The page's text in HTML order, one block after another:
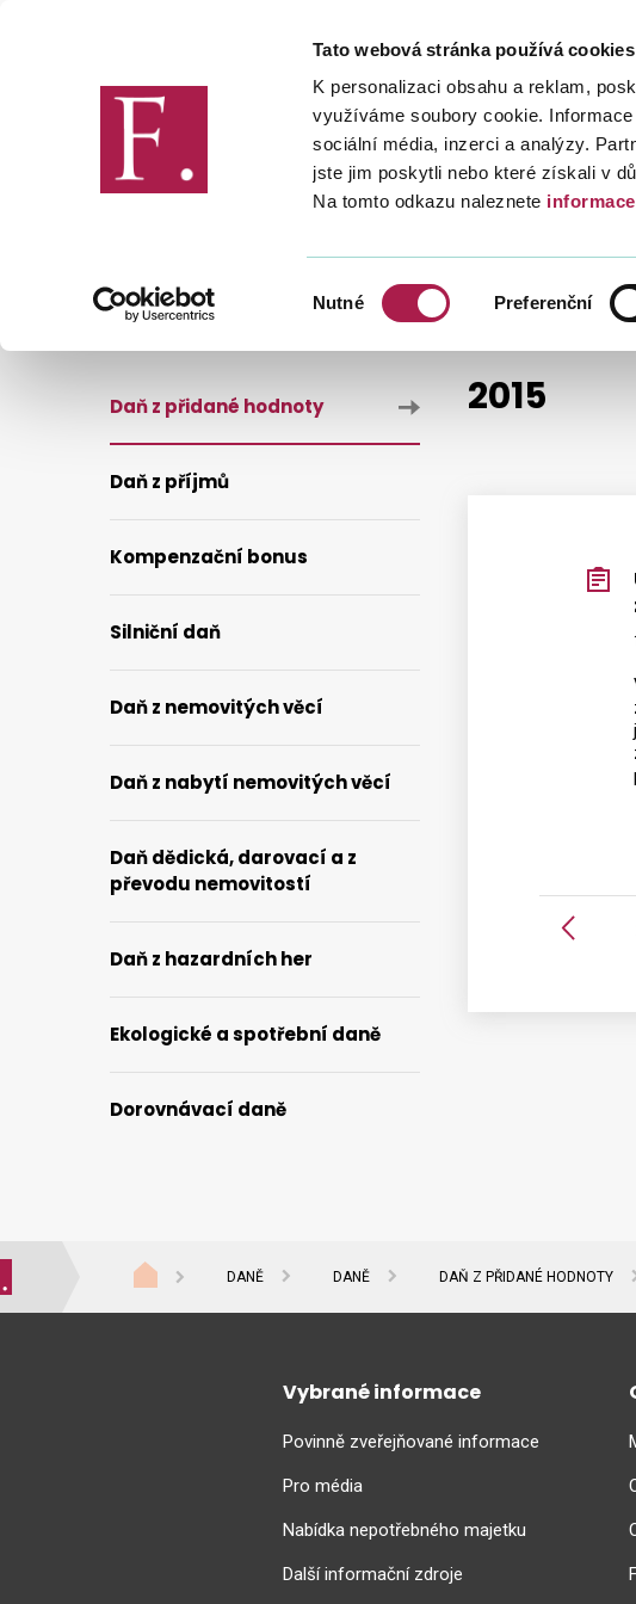
Tato webová stránka používá cookies
K personalizaci obsahu a reklam,
využíváme soubory cookie.
sociální média, inzerci a analýzy.
jste jim poskytli nebo které získali v
Na tomto odkazu naleznete
Nutné Preferenční
Finanční správa
2015
2021
Daň z přidané hodnoty
Daň z příjmů
Kompenzační bonus
Silniční daň
Daň z nemovitých věcí
Daň z nabytí nemovitých věcí
Daň dědická, darovací a z
převodu nemovitostí
Daň z hazardních her
Ekologické a spotřební daně
Dorovnávací daně
DANĚ DANĚ DAŇ Z PŘIDANÉ HODNOTY
Vybrané informace
Povinně zveřejňované informace
Pro média
Nabídka nepotřebného majetku
Další informační zdroje